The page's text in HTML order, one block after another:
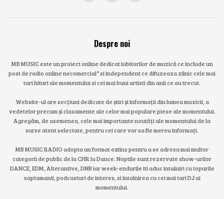
Despre noi
MB MUSIC este un proiect online dedicat iubitorilor de muzică ce include un
post de radio online necomercial* si independent ce difuzeaza zilnic cele mai
tari hituri ale momentului si cei mai buni artisti din anii ce au trecut.
Website-ul are secțiuni dedicate de știri și informații din lumea muzicii, a
vedetelor precum și clasamente ale celor mai populare piese ale momentului.
Agregăm, de asemenea, cele mai importante noutăți ale momentului de la
surse atent selectate, pentru cei care vor sa fie mereu informați.
MB MUSIC RADIO adopta un format extins pentru a se adresa mai multor
categorii de public de la CHR la Dance. Noptile sunt rezervate show-urilor
DANCE, EDM, Alterantive, DNB iar week-endurile iti aduc intalniri cu topurile
saptamanii, podcasturi de interes, si intalnirea cu cei mai tari DJ ai
momentului.